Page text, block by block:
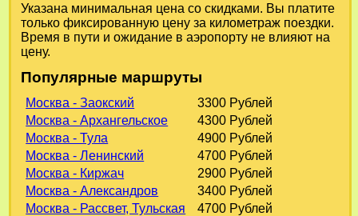
Указана минимальная цена со скидками. Вы платите
только фиксированную цену за километраж поездки.
Время в пути и ожидание в аэропорту не влияют на
цену.
Популярные маршруты
Москва - Заокский
3300 Рублей
Москва - Архангельское
4300 Рублей
Москва - Тула
4900 Рублей
Москва - Ленинский
4700 Рублей
Москва - Киржач
2900 Рублей
Москва - Александров
3400 Рублей
Москва - Рассвет, Тульская
4700 Рублей